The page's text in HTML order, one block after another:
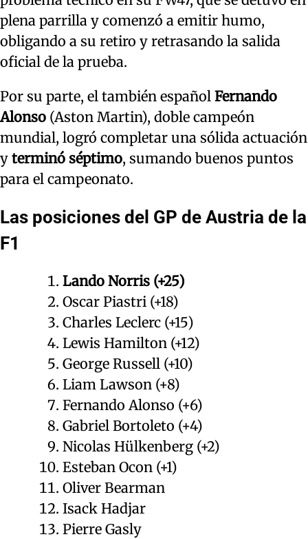
plena parrilla y comenzó a emitir humo,
obligando a su retiro y retrasando la salida
oficial de la prueba.
Por su parte, el también español Fernando
Alonso (Aston Martin), doble campeón
mundial, logró completar una sólida actuación
y terminó séptimo, sumando buenos puntos
para el campeonato.
Las posiciones del GP de Austria de la
F1
Lando Norris (+25)
Oscar Piastri (+18)
Charles Leclerc (+15)
Lewis Hamilton (+12)
George Russell (+10)
Liam Lawson (+8)
Fernando Alonso (+6)
Gabriel Bortoleto (+4)
Nicolas Hülkenberg (+2)
Esteban Ocon (+1)
Oliver Bearman
Isack Hadjar
Pierre Gasly